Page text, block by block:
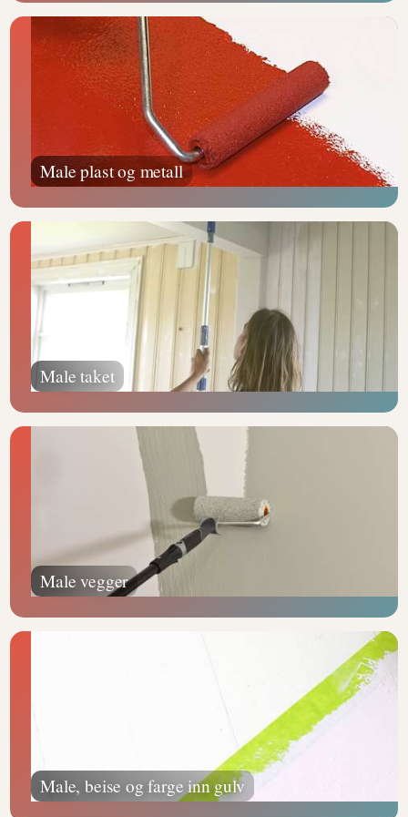
Male plast og metall
Male taket
Male vegger
Male, beise og farge inn gulv